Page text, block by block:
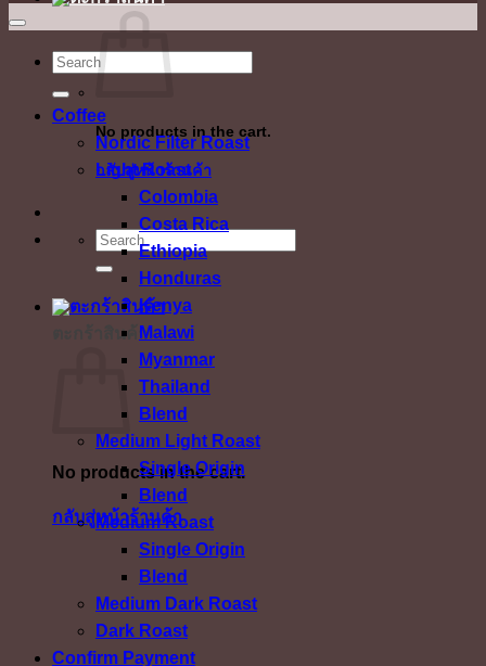
No products in the cart.
กลับสู่หน้าร้านค้า
ค้นหา:
ตะกร้าสินค้า
No products in the cart.
กลับสู่หน้าร้านค้า
ค้นหา:
Coffee
Nordic Filter Roast
Light Roast
Colombia
Costa Rica
Ethiopia
Honduras
Kenya
Malawi
Myanmar
Thailand
Blend
Medium Light Roast
Single Origin
Blend
Medium Roast
Single Origin
Blend
Medium Dark Roast
Dark Roast
Confirm Payment